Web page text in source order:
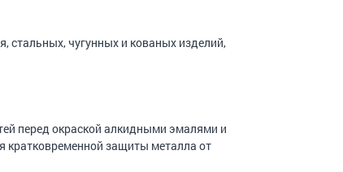
стальных, чугунных и кованых изделий,
перед окраской алкидными эмалями и
защиты металла от